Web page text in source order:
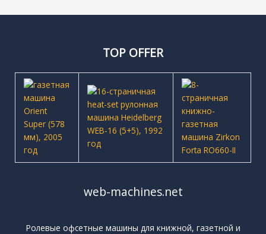
TOP OFFER
web-machines.net
Ролевые офсетные машины для книжной, газетной и